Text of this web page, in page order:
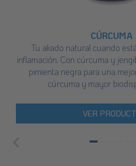
CÚRCUMA
Tu aliado natural cuando
inflamación. Con cúrcuma y
pimienta negra para una
cúrcuma y mayor
VER